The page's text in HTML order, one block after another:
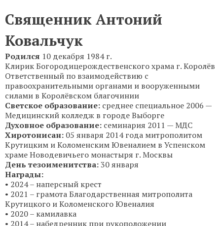
Священник Антоний
Ковальчук
Родился 10 декабря 1984 г.
Клирик Богородицерождественского храма г. Королёв
Ответственный по взаимодействию с
правоохранительными органами и вооруженными
силами в Королёвском благочинии
Светское образование: среднее специальное 2006 —
Медицинский колледж в городе Выборге
Духовное образование: семинария 2011 — МДС
Хиротонисан: 05 января 2014 года митрополитом
Крутицким и Коломенским Ювеналием в Успенском
храме Новодевичьего монастыря г. Москвы
День тезоименитства:30 января
Награды:
• 2024 – наперсный крест
• 2021 – грамота Благодарственная митрополита
Крутицкого и Коломенского Ювеналия
• 2020 – камилавка
• 2014 – набедренник при рукоположении